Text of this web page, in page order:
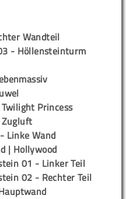
Wandteil
- Höllensteinturm
Princess
Linke Wand
| Hollywood
01 - Linker Teil
02 - Rechter Teil